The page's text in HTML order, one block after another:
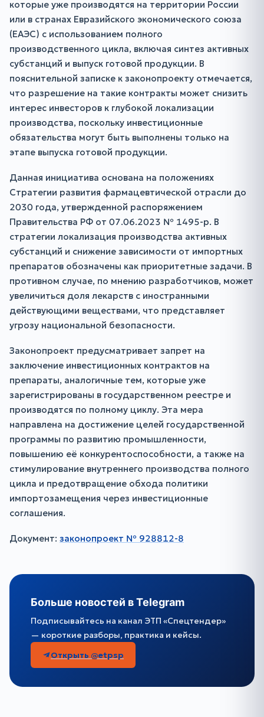
которые уже производятся на территории России
или в странах Евразийского экономического союза
(ЕАЭС) с использованием полного
производственного цикла, включая синтез активных
субстанций и выпуск готовой продукции. В
пояснительной записке к законопроекту отмечается,
что разрешение на такие контракты может снизить
интерес инвесторов к глубокой локализации
производства, поскольку инвестиционные
обязательства могут быть выполнены только на
этапе выпуска готовой продукции.
Данная инициатива основана на положениях
Стратегии развития фармацевтической отрасли до
2030 года, утвержденной распоряжением
Правительства РФ от 07.06.2023 № 1495-р. В
стратегии локализация производства активных
субстанций и снижение зависимости от импортных
препаратов обозначены как приоритетные задачи. В
противном случае, по мнению разработчиков, может
увеличиться доля лекарств с иностранными
действующими веществами, что представляет
угрозу национальной безопасности.
Законопроект предусматривает запрет на
заключение инвестиционных контрактов на
препараты, аналогичные тем, которые уже
зарегистрированы в государственном реестре и
производятся по полному циклу. Эта мера
направлена на достижение целей государственной
программы по развитию промышленности,
повышению её конкурентоспособности, а также на
стимулирование внутреннего производства полного
цикла и предотвращение обхода политики
импортозамещения через инвестиционные
соглашения.
Документ: законопроект № 928812-8
Больше новостей в Telegram
Подписывайтесь на канал ЭТП «Спецтендер»
— короткие разборы, практика и кейсы.
Открыть @etpsp